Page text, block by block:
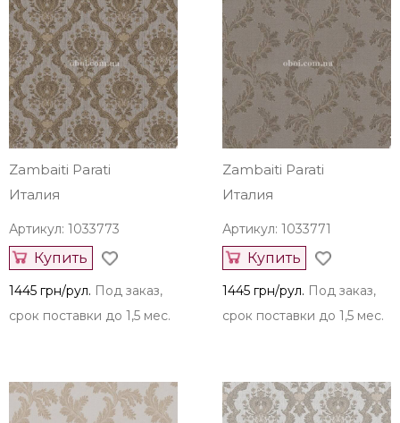
Zambaiti Parati
Италия
Артикул: 1033773
Купить
1445 грн/рул. Под заказ,
срок поставки до 1,5 мес.
Zambaiti Parati
Италия
Артикул: 1033771
Купить
1445 грн/рул. Под заказ,
срок поставки до 1,5 мес.